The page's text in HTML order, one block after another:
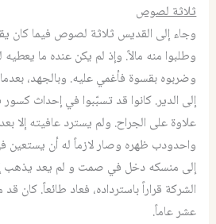
ثلاثة لصوص
وجاء إلى القديس ثلاثة لصوص فيما كان
وطلبوا منه مالاً. وإذ لم يكن عنده ما
وضربوه بقسوة فأغمي عليه. وبالجهد،
إلى الدير.كانوا قد تسبّبوا في إحداث
علاوة على الجراح. ولم يسترد عافيته إلا
واحدودب ظهره وصار لازماً له أن يستعين
إلى منسكه دخل في صمت و لم يعد يذهب
الشركة قراراً باسترداده، فعاد طائعاً.كان
عشر عاماً.